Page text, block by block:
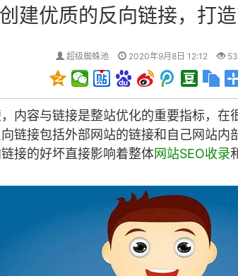
建优质的反向链接，打
超级蜘蛛池 2020年9月8日 12:12
内容与链接是整站优化的重要指标，
链接包括外部网站的链接和自己网站内
接的好坏直接影响着整体网站SEO收录